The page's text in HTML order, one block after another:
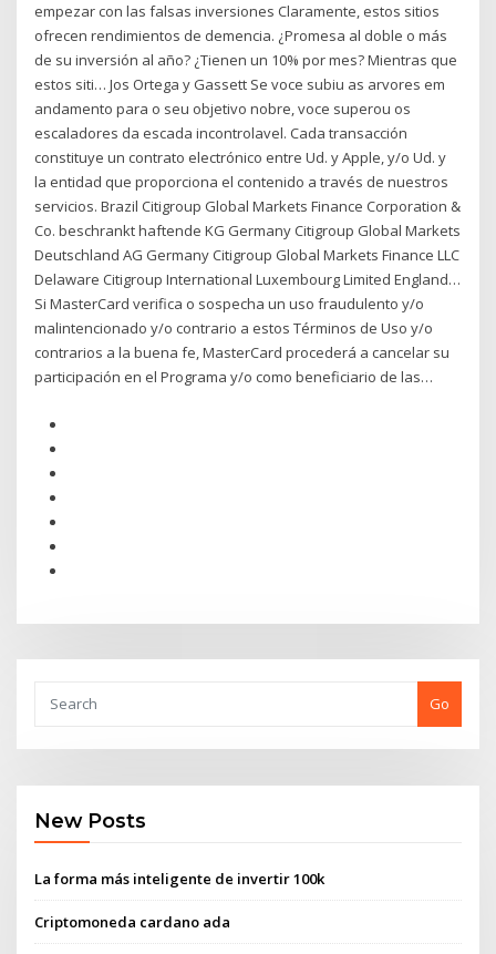
empezar con las falsas inversiones Claramente, estos sitios
ofrecen rendimientos de demencia. ¿Promesa al doble o más
de su inversión al año? ¿Tienen un 10% por mes? Mientras que
estos siti… Jos Ortega y Gassett Se voce subiu as arvores em
andamento para o seu objetivo nobre, voce superou os
escaladores da escada incontrolavel. Cada transacción
constituye un contrato electrónico entre Ud. y Apple, y/o Ud. y
la entidad que proporciona el contenido a través de nuestros
servicios. Brazil Citigroup Global Markets Finance Corporation &
Co. beschrankt haftende KG Germany Citigroup Global Markets
Deutschland AG Germany Citigroup Global Markets Finance LLC
Delaware Citigroup International Luxembourg Limited England…
Si MasterCard verifica o sospecha un uso fraudulento y/o
malintencionado y/o contrario a estos Términos de Uso y/o
contrarios a la buena fe, MasterCard procederá a cancelar su
participación en el Programa y/o como beneficiario de las…
Go
New Posts
La forma más inteligente de invertir 100k
Criptomoneda cardano ada